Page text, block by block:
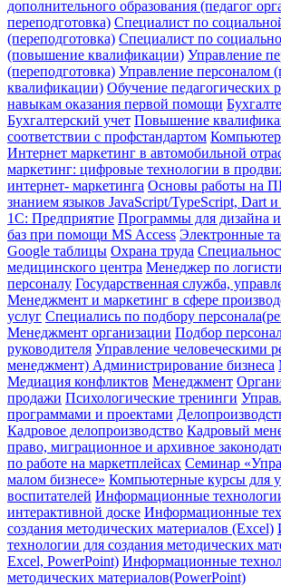
дополнительного образования (педагог
переподготовка) Специалист по
(переподготовка) Специалист по
(повышение квалификации) Управление
(переподготовка) Управление персоналом
квалификации) Обучение педагогических
навыкам оказания первой помощи
Бухгалтерский учет Повышение
соответствии с профстандартом
Интернет маркетинг в автомобильной
маркетинг: цифровые технологии в
интернет- маркетинга Основы работы на
знанием языков JavaScript/TypeScript, Dart
1С: Предприятие Программы для дизайна и
баз при помощи MS Access Электронные
Google таблицы Охрана труда
медицинского центра Менеджер по
персоналу Государственная служба,
Менеджмент и маркетинг в сфере
услуг Специались по подбору
Менеджмент организации Подбор
руководителя Управление человеческими
менеджмент) Администрирование бизнеса
Медиация конфликтов Менеджмент
продажи Психологические тренинги
программами и проектами
Кадровое делопроизводство Кадровый
право, миграционное и архивное
по работе на маркетплейсах Семинар
малом бизнесе» Компьютерные курсы для
воспитателей Информационные
интерактивной доске Информационные
создания методических материалов (Excel)
технологии для создания методических
Excel, PowerPoint) Информационные
методических материалов(PowerPoint)